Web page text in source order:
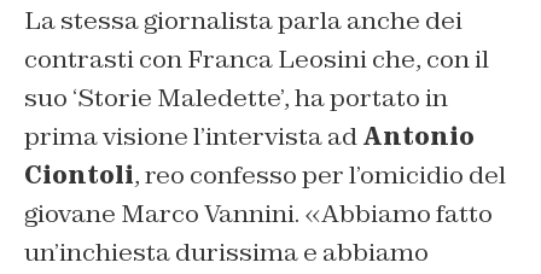
La stessa giornalista parla anche dei
contrasti con Franca Leosini che, con il
suo ‘Storie Maledette’, ha portato in
prima visione l’intervista adAntonio
Ciontoli, reo confesso per l’omicidio del
giovane Marco Vannini. «Abbiamo fatto
un’inchiesta durissima e abbiamo